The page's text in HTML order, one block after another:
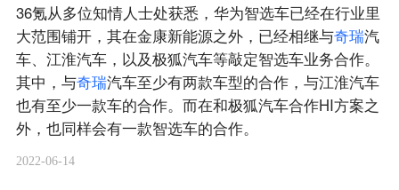
36氪从多位知情人士处获悉，华为智选车已经在行业里
大范围铺开，其在金康新能源之外，已经相继与奇瑞汽
车、江淮汽车，以及极狐汽车等敲定智选车业务合作。
其中，与奇瑞汽车至少有两款车型的合作，与江淮汽车
也有至少一款车的合作。而在和极狐汽车合作HI方案之
外，也同样会有一款智选车的合作。
2022-06-14